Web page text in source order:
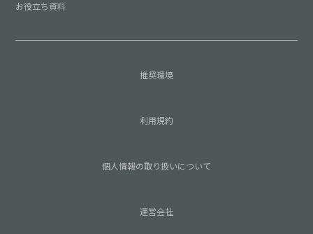
お役立ち資料
推奨環境
利用規約
個人情報の取り扱いについて
運営会社